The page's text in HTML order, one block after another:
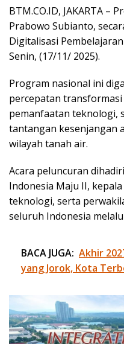
BTM.CO.ID, JAKARTA –
Prabowo Subianto,
Digitalisasi
Senin, (17/11/ 2025).
Program nasional ini
percepatan
pemanfaatan teknologi,
tantangan kesenjangan
wilayah tanah air.
Acara peluncuran
Indonesia Maju II,
teknologi, serta
seluruh Indonesia
BACA JUGA: Akhir
yang Jorok, Kota